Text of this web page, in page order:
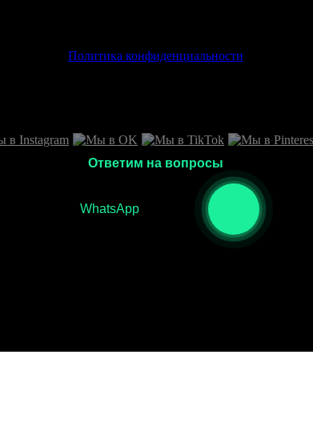
Политика конфиденциальности
Ответим на вопросы
WhatsApp